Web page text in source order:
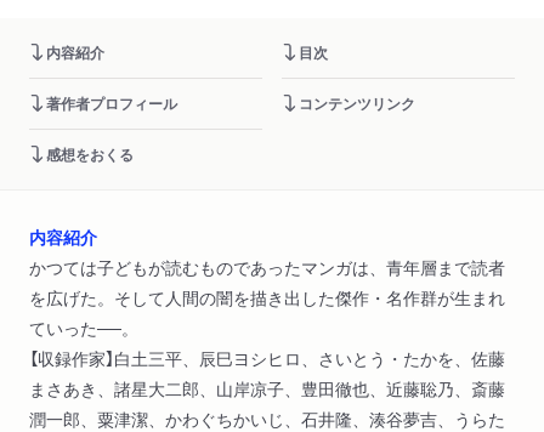
内容紹介 目次
著作者プロフィール コンテンツリンク
感想をおくる
内容紹介
かつては子どもが読むものであったマンガは、青年層まで読者
を広げた。そして人間の闇を描き出した傑作・名作群が生まれ
ていった──。
【収録作家】白土三平、辰巳ヨシヒロ、さいとう・たかを、佐藤
まさあき、諸星大二郎、山岸凉子、豊田徹也、近藤聡乃、斎藤
潤一郎、粟津潔、かわぐちかいじ、石井隆、湊谷夢吉、うらた